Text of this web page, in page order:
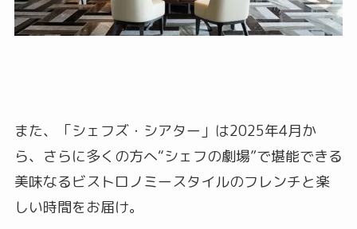
また、「シェフズ・シアター」は2025年4月か
ら、さらに多くの方へ“シェフの劇場”で堪能できる
美味なるビストロノミースタイルのフレンチと楽
しい時間をお届け。